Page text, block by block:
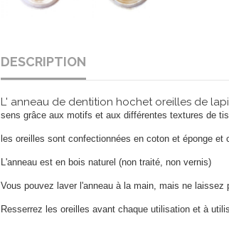
DESCRIPTION
L' anneau de dentition hochet oreilles de
sens grâce aux motifs et aux différentes textures de
les oreilles sont confectionnées en coton et éponge
L'anneau est en bois naturel (non traité, non vernis)
Vous pouvez laver l'anneau à la main, mais ne laissez
Resserrez les oreilles avant chaque utilisation et à